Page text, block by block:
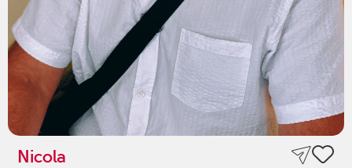
Nicola